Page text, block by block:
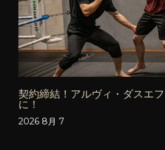
契約締結！アルヴィ・ダスエ
に！
2026 8月 7